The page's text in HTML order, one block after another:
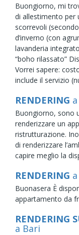
Buongiorno, mi
di allestimento per
scorrevoli
d’inverno (con
lavanderia
“boho rilassato”
Vorrei sapere:
include il servizio
RENDERING
Buongiorno, sono
renderizzare un
ristrutturazione.
di renderizzare
capire meglio la
RENDERING
Buonasera È
appartamento da
RENDERING
a Bari